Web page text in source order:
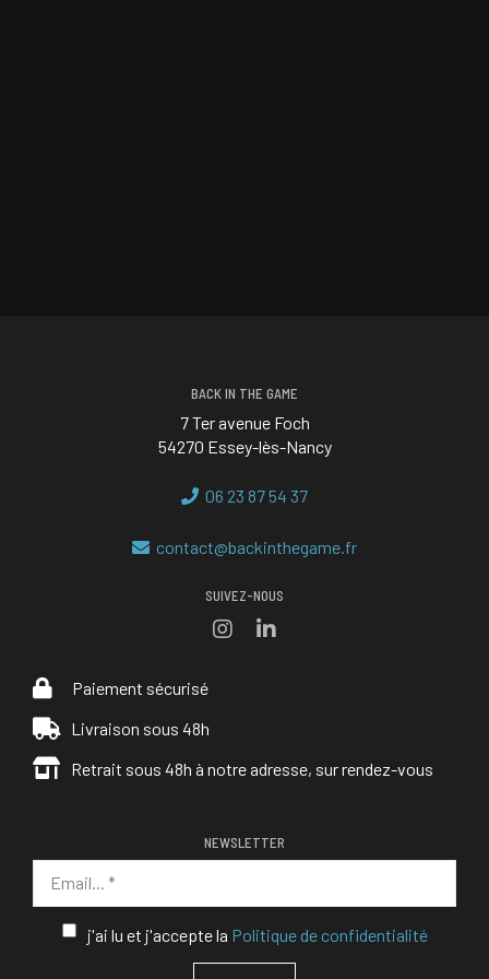
BACK IN THE GAME
7 Ter avenue Foch
54270 Essey-lès-Nancy
06 23 87 54 37
contact@backinthegame.fr
SUIVEZ-NOUS
Paiement sécurisé
Livraison sous 48h
Retrait sous 48h à notre adresse, sur rendez-vous
NEWSLETTER
j'ai lu et j'accepte la Politique de confidentialité